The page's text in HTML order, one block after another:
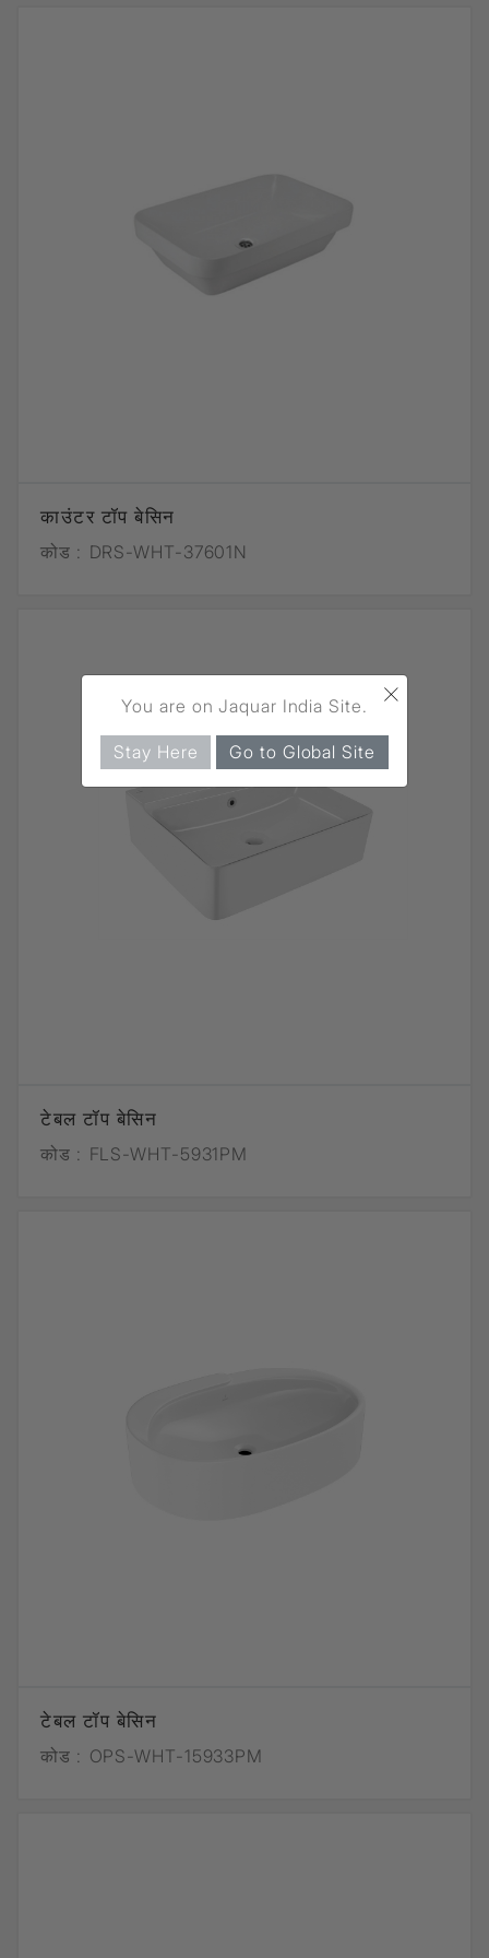
काउंटर टॉप बेसिन
कोड : DRS-WHT-37601N
टेबल टॉप बेसिन
कोड : FLS-WHT-5931PM
टेबल टॉप बेसिन
कोड : OPS-WHT-15933PM
×
You are on Jaquar India Site.
Stay Here Go to Global Site